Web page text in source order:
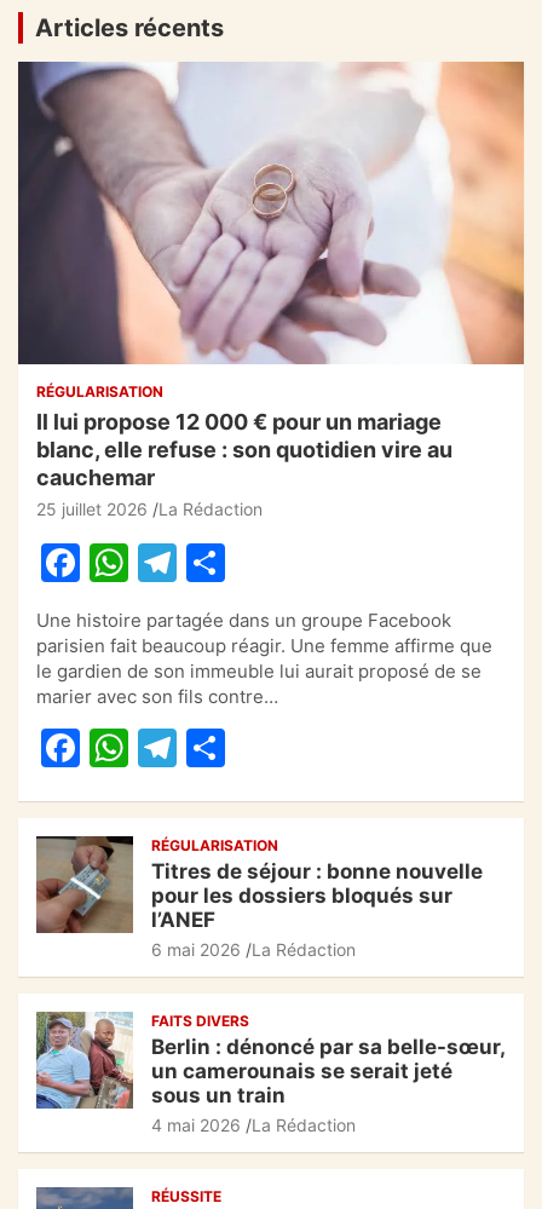
publications
Articles récents
RÉGULARISATION
Il lui propose 12 000 € pour un mariage
blanc, elle refuse : son quotidien vire au
cauchemar
25 juillet 2026 La Rédaction
F
a
c
e
b
o
o
k
W
at
s
A
p
p
T
el
e
gr
a
m
ar
ta
g
er
Une histoire partagée dans un groupe Facebook
parisien fait beaucoup réagir. Une femme affirme que
le gardien de son immeuble lui aurait proposé de se
marier avec son fils contre…
F
c
e
b
o
o
k
W
at
s
A
p
p
T
gr
a
m
g
er
RÉGULARISATION
Titres de séjour : bonne nouvelle
pour les dossiers bloqués sur
l’ANEF
6 mai 2026 La Rédaction
FAITS DIVERS
Berlin : dénoncé par sa belle-sœur,
un camerounais se serait jeté
sous un train
4 mai 2026 La Rédaction
RÉUSSITE